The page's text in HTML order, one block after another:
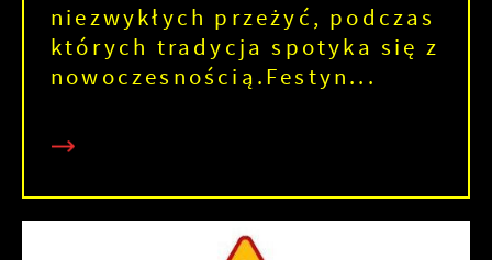
niezwykłych przeżyć, podczas
których tradycja spotyka się z
nowoczesnością.Festyn...